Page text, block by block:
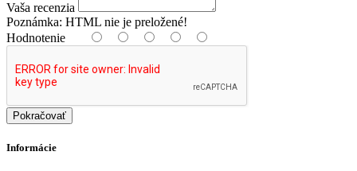
Vaša recenzia
Poznámka: HTML nie je preložené!
Hodnotenie
Pokračovať
Informácie